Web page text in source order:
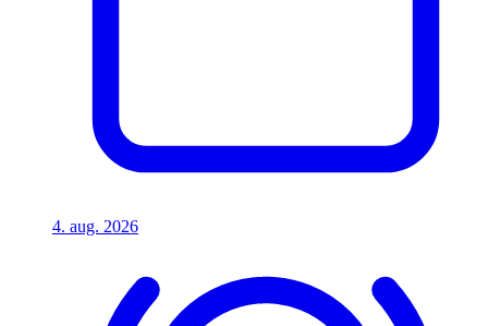
4. aug. 2026